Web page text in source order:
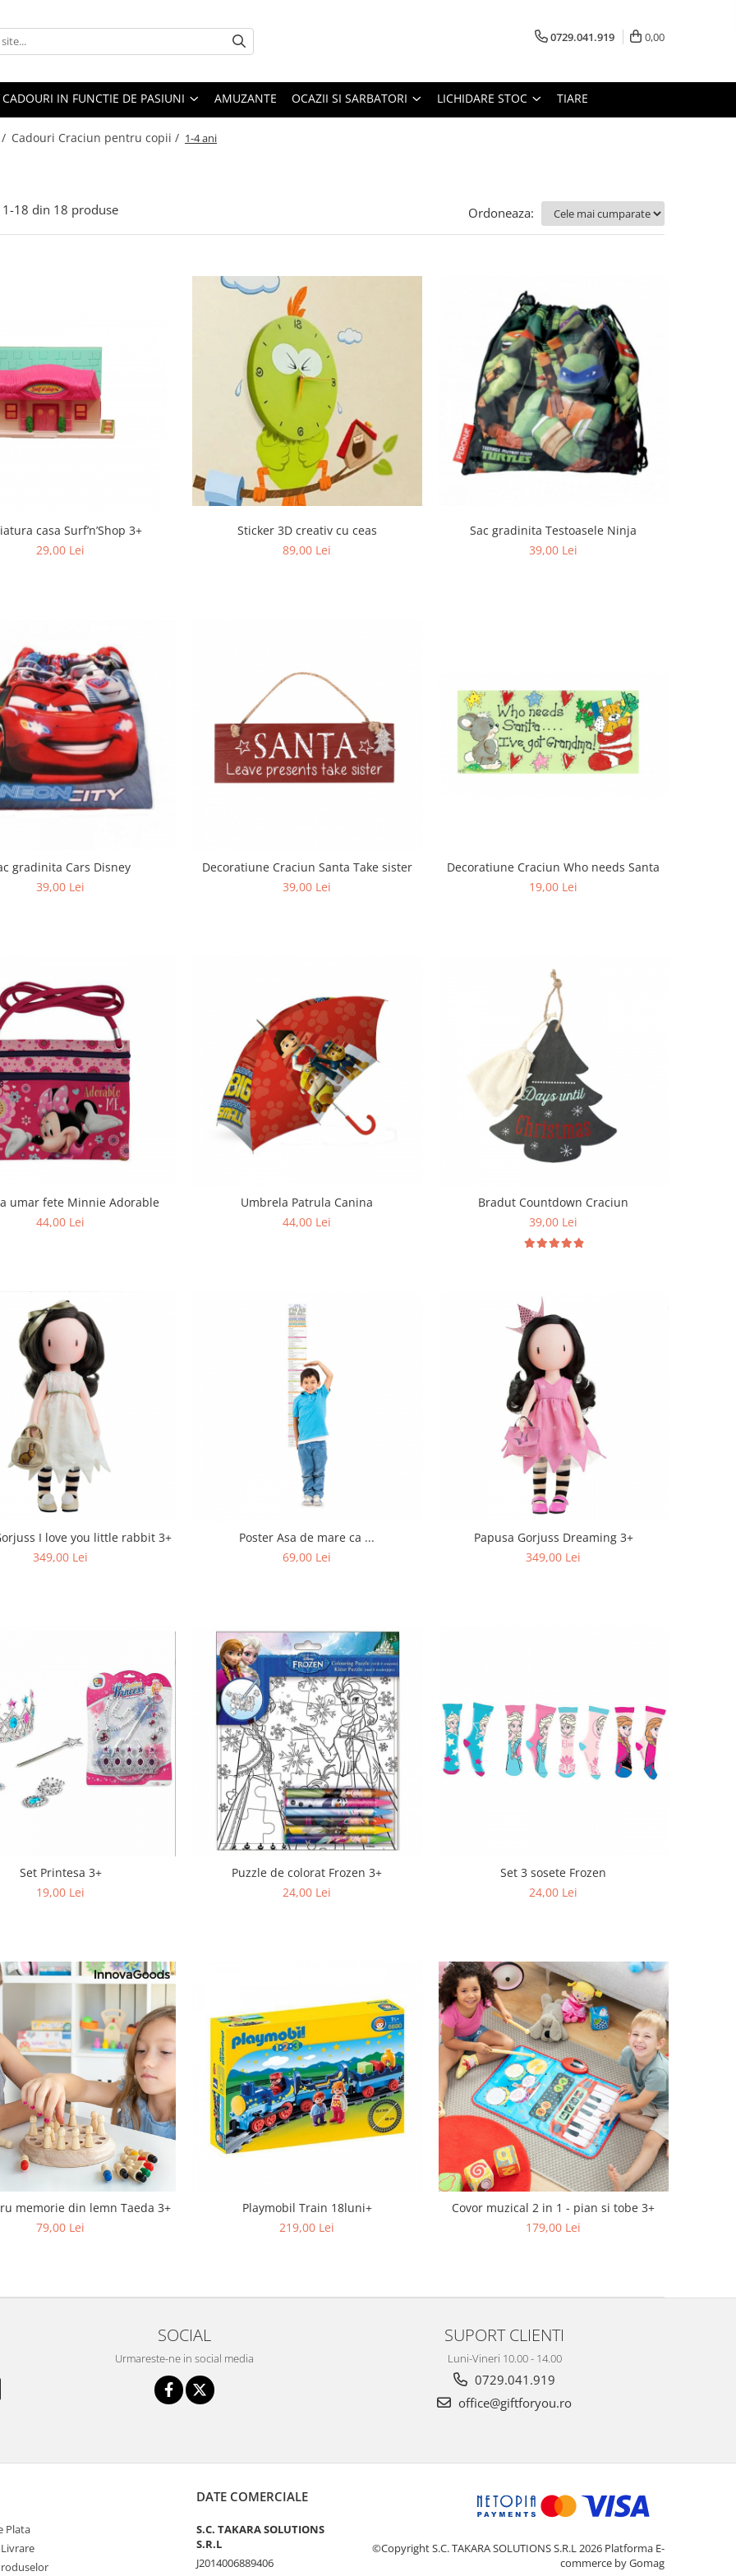
0729.041.919 0,00
CADOURI IN FUNCTIE DE PASIUNI AMUZANTE OCAZII SI SARBATORI LICHIDARE STOC TIARE
Cadouri Craciun pentru copii / 1-4 ani
1-18 din 18 produse Ordoneaza:
casa Surf’n’Shop 3+
29,00 Lei
Sticker 3D creativ cu ceas
89,00 Lei
Sac gradinita Testoasele Ninja
39,00 Lei
gradinita Cars Disney
39,00 Lei
Decoratiune Craciun Santa Take sister
39,00 Lei
Decoratiune Craciun Who needs Santa
19,00 Lei
umar fete Minnie Adorable
44,00 Lei
Umbrela Patrula Canina
44,00 Lei
Bradut Countdown Craciun
39,00 Lei
I love you little rabbit 3+
349,00 Lei
Poster Asa de mare ca ...
69,00 Lei
Papusa Gorjuss Dreaming 3+
349,00 Lei
Set Printesa 3+
19,00 Lei
Puzzle de colorat Frozen 3+
24,00 Lei
Set 3 sosete Frozen
24,00 Lei
memorie din lemn Taeda 3+
79,00 Lei
Playmobil Train 18luni+
219,00 Lei
Covor muzical 2 in 1 - pian si tobe 3+
179,00 Lei
SOCIAL
Urmareste-ne in social media
SUPORT CLIENTI
Luni-Vineri 10.00 - 14.00
0729.041.919
office@giftforyou.ro
Plata
DATE COMERCIALE
S.C. TAKARA SOLUTIONS
S.R.L
J2014006889406
©Copyright S.C. TAKARA SOLUTIONS S.R.L 2026 Platforma E-
commerce by Gomag